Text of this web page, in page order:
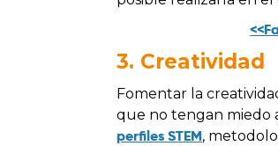
3. Creatividad
Fomentar la
que no tengan miedo
perfiles STEM,